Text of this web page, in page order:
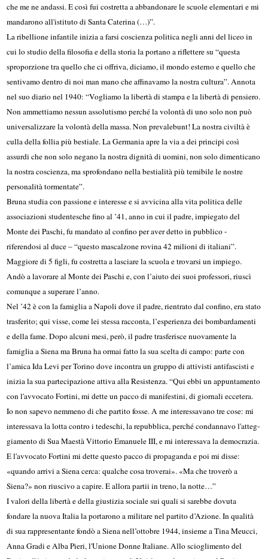
che me ne andassi. E così fui co­stretta a abbandonare le scuole ele­mentari e mi
man­darono all'istituto di Santa Caterina (…)”.
La ribellione infantile inizia a farsi coscienza politica negli anni del liceo in
cui lo studio della filosofia e della storia la portano a riflettere su “questa
sproporzione tra quello che ci offriva, diciamo, il mondo esterno e quello che
sentivamo dentro di noi man mano che affi­navamo la nostra cultura”. Annota
nel suo diario nel 1940: “Vogliamo la libertà di stampa e la libertà di pensiero.
Non am­mettiamo nessun assoluti­smo per­ché la volontà di uno solo non può
uni­versalizzare la volontà della massa. Non prevalebunt! La no­stra civiltà è
culla della follia più be­stiale. La Germania apre la via a dei principi così
assurdi che non solo ne­gano la nostra dignità di uomini, non solo dimenticano
la nostra co­scienza, ma sprofondano nella bestialità più temibile le nostre
persona­lità tormen­tate”.
Bruna studia con passione e interesse e si avvicina alla vita politica delle
associazioni studentesche fino al ’41, anno in cui il padre, impiegato del
Monte dei Paschi, fu mandato al confino per aver detto in pubblico -
riferendosi al duce – “questo mascalzone rovina 42 milioni di italiani”.
Maggiore di 5 figli, fu costretta a lasciare la scuola e trovarsi un impiego.
Andò a lavorare al Monte dei Paschi e, con l’aiuto dei suoi professori, riuscì
comunque a superare l’anno.
Nel ’42 è con la famiglia a Napoli dove il padre, rientrato dal confino, era stato
trasferito; qui visse, come lei stessa racconta, l’esperienza dei bombardamenti
e della fame. Dopo alcuni mesi, però, il padre trasferisce nuovamente la
famiglia a Siena ma Bruna ha ormai fatto la sua scelta di campo: parte con
l’amica Ida Levi per Torino dove incontra un gruppo di attivisti antifascisti e
inizia la sua partecipazione attiva alla Resistenza. “Qui ebbi un appuntamento
con l'avvocato Fortini, mi dette un pacco di manifestini, di giornali ecce­tera.
Io non sapevo nem­meno di che partito fosse. A me interessavano tre cose: mi
interessava la lotta contro i tedeschi, la repubblica, perché condannavo l'atteg­
giamento di Sua Maestà Vittorio Emanuele III, e mi interessava la democrazia.
E l'avvocato Fortini mi dette que­sto pacco di propaganda e poi mi disse:
«quando arrivi a Siena cerca: qualche cosa troverai». «Ma che troverò a
Siena?» non riu­scivo a ca­pire. E allora partii in treno, la notte…”
I valori della libertà e della giustizia sociale sui quali si sarebbe dovuta
fondare la nuova Italia la portarono a militare nel partito d’Azione. In qualità
di sua rappresentante fondò a Siena nell’ottobre 1944, insieme a Tina Meucci,
Anna Gradi e Alba Pieri, l'Unione Donne Italiane. Allo scioglimento del